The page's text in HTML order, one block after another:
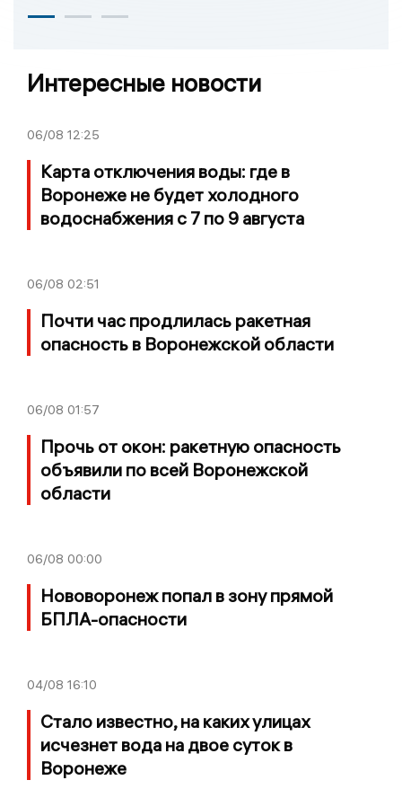
Интересные новости
06/08 12:25
Карта отключения воды: где в
Воронеже не будет холодного
водоснабжения с 7 по 9 августа
06/08 02:51
Почти час продлилась ракетная
опасность в Воронежской области
06/08 01:57
Прочь от окон: ракетную опасность
объявили по всей Воронежской
области
06/08 00:00
Нововоронеж попал в зону прямой
БПЛА-опасности
04/08 16:10
Стало известно, на каких улицах
исчезнет вода на двое суток в
Воронеже